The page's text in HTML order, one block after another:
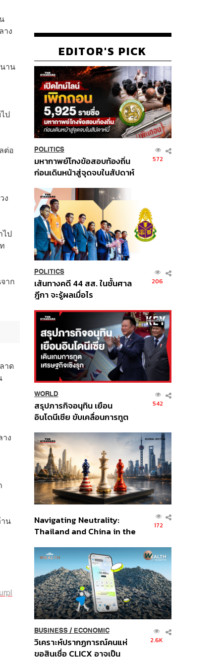
าง
าน
ป
ต่อ
ง
ไป
าก
าด
ง
น
EDITOR'S PICK
POLITICS
มหากาพย์โกงข้อสอบท้องถิ่น
ก่อนเดินหน้าสู่จุดจบในสัปดาห์
572
POLITICS
เส้นทางคดี 44 สส. ในชั้นศาล
ฎีกา จะรู้ผลเมื่อไร
206
WORLD
สรุปภารกิจอนุทิน เยือน
อินโดนีเซีย ขับเคลื่อนการทูต
ส่วนยุทธศาสตร์ไทย –
อินโดนีเซีย
542
Navigating Neutrality:
Thailand and China in the
Order
172
BUSINESS/ ECONOMIC
วิเคราะห์ปรากฏการณ์คนแห่
ขอสินเชื่อ CLICX อาจเป็น
2.6K